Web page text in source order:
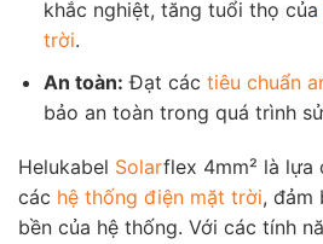
khắc nghiệt, tăng tuổi thọ của
trời.
An toàn: Đạt các tiêu chuẩn
bảo an toàn trong quá trình
Helukabel Solarflex 4mm² là lựa
các hệ thống điện mặt trời, đảm
bền của hệ thống. Với các tính